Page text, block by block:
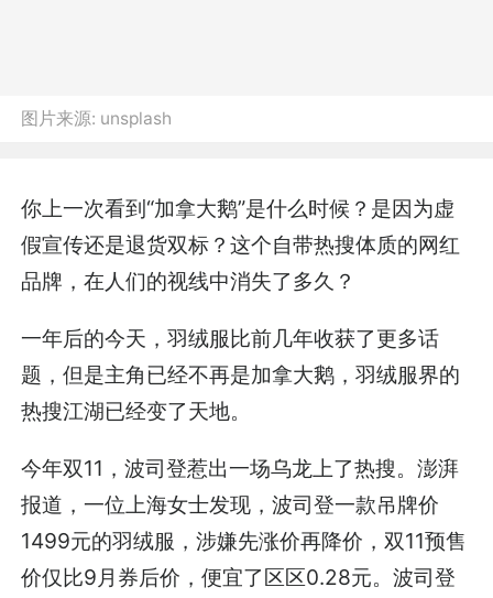
图片来源: unsplash
你上一次看到“加拿大鹅”是什么时候？是因为虚
假宣传还是退货双标？这个自带热搜体质的网红
品牌，在人们的视线中消失了多久？
一年后的今天，羽绒服比前几年收获了更多话
题，但是主角已经不再是加拿大鹅，羽绒服界的
热搜江湖已经变了天地。
今年双11，波司登惹出一场乌龙上了热搜。澎湃
报道，一位上海女士发现，波司登一款吊牌价
1499元的羽绒服，涉嫌先涨价再降价，双11预售
价仅比9月券后价，便宜了区区0.28元。波司登